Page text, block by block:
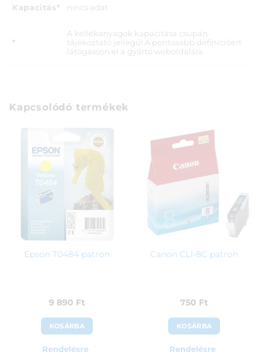
Kapacitás* nincs adat
*
A kellékanyagok kapacitása csupán
tájékoztató jellegű! A pontosabb definícióért
látogasson el a gyártó weboldalára.
Kapcsolódó termékek
Epson T0484 patron
9 890 Ft
KOSÁRBA
Rendelésre
Canon CLI-8C patron
750 Ft
KOSÁRBA
Rendelésre